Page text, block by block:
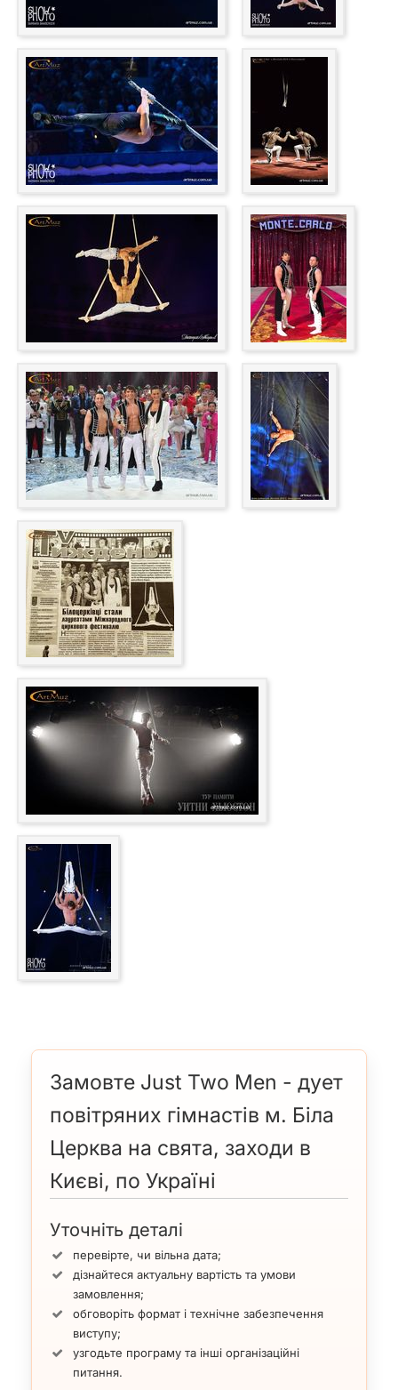
Замовте Just Two Men - дует
повітряних гімнастів м. Біла
Церква на свята, заходи в
Києві, по Україні
Уточніть деталі
перевірте, чи вільна дата;
дізнайтеся актуальну вартість та умови
замовлення;
обговоріть формат і технічне забезпечення
виступу;
узгодьте програму та інші організаційні
питання.